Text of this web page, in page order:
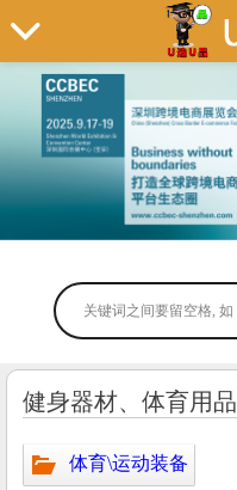
健身器材、体育用品
体育\运动装备